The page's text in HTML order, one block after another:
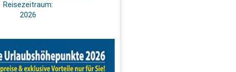
Reisezeitraum:
2026